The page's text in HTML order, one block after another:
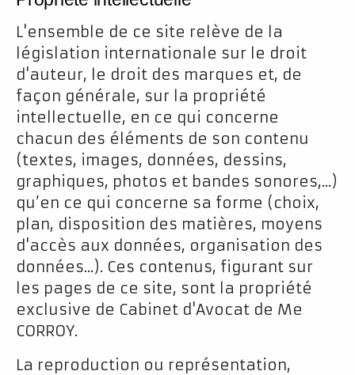
L'ensemble de ce site relève de la
législation internationale sur le droit
d'auteur, le droit des marques et, de
façon générale, sur la propriété
intellectuelle, en ce qui concerne
chacun des éléments de son contenu
(textes, images, données, dessins,
graphiques, photos et bandes sonores,...)
qu’en ce qui concerne sa forme (choix,
plan, disposition des matières, moyens
d'accès aux données, organisation des
données...). Ces contenus, figurant sur
les pages de ce site, sont la propriété
exclusive de Cabinet d'Avocat de Me
CORROY.
La reproduction ou représentation,